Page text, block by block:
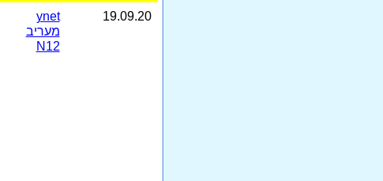
19.09.20
ynet
מעריב
N12